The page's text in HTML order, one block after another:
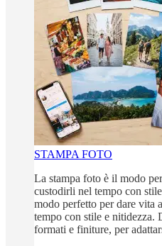
STAMPA FOTO
La stampa foto è il modo
custodirli nel tempo con
modo perfetto per dare vita
tempo con stile e nitidezza.
formati e finiture, per